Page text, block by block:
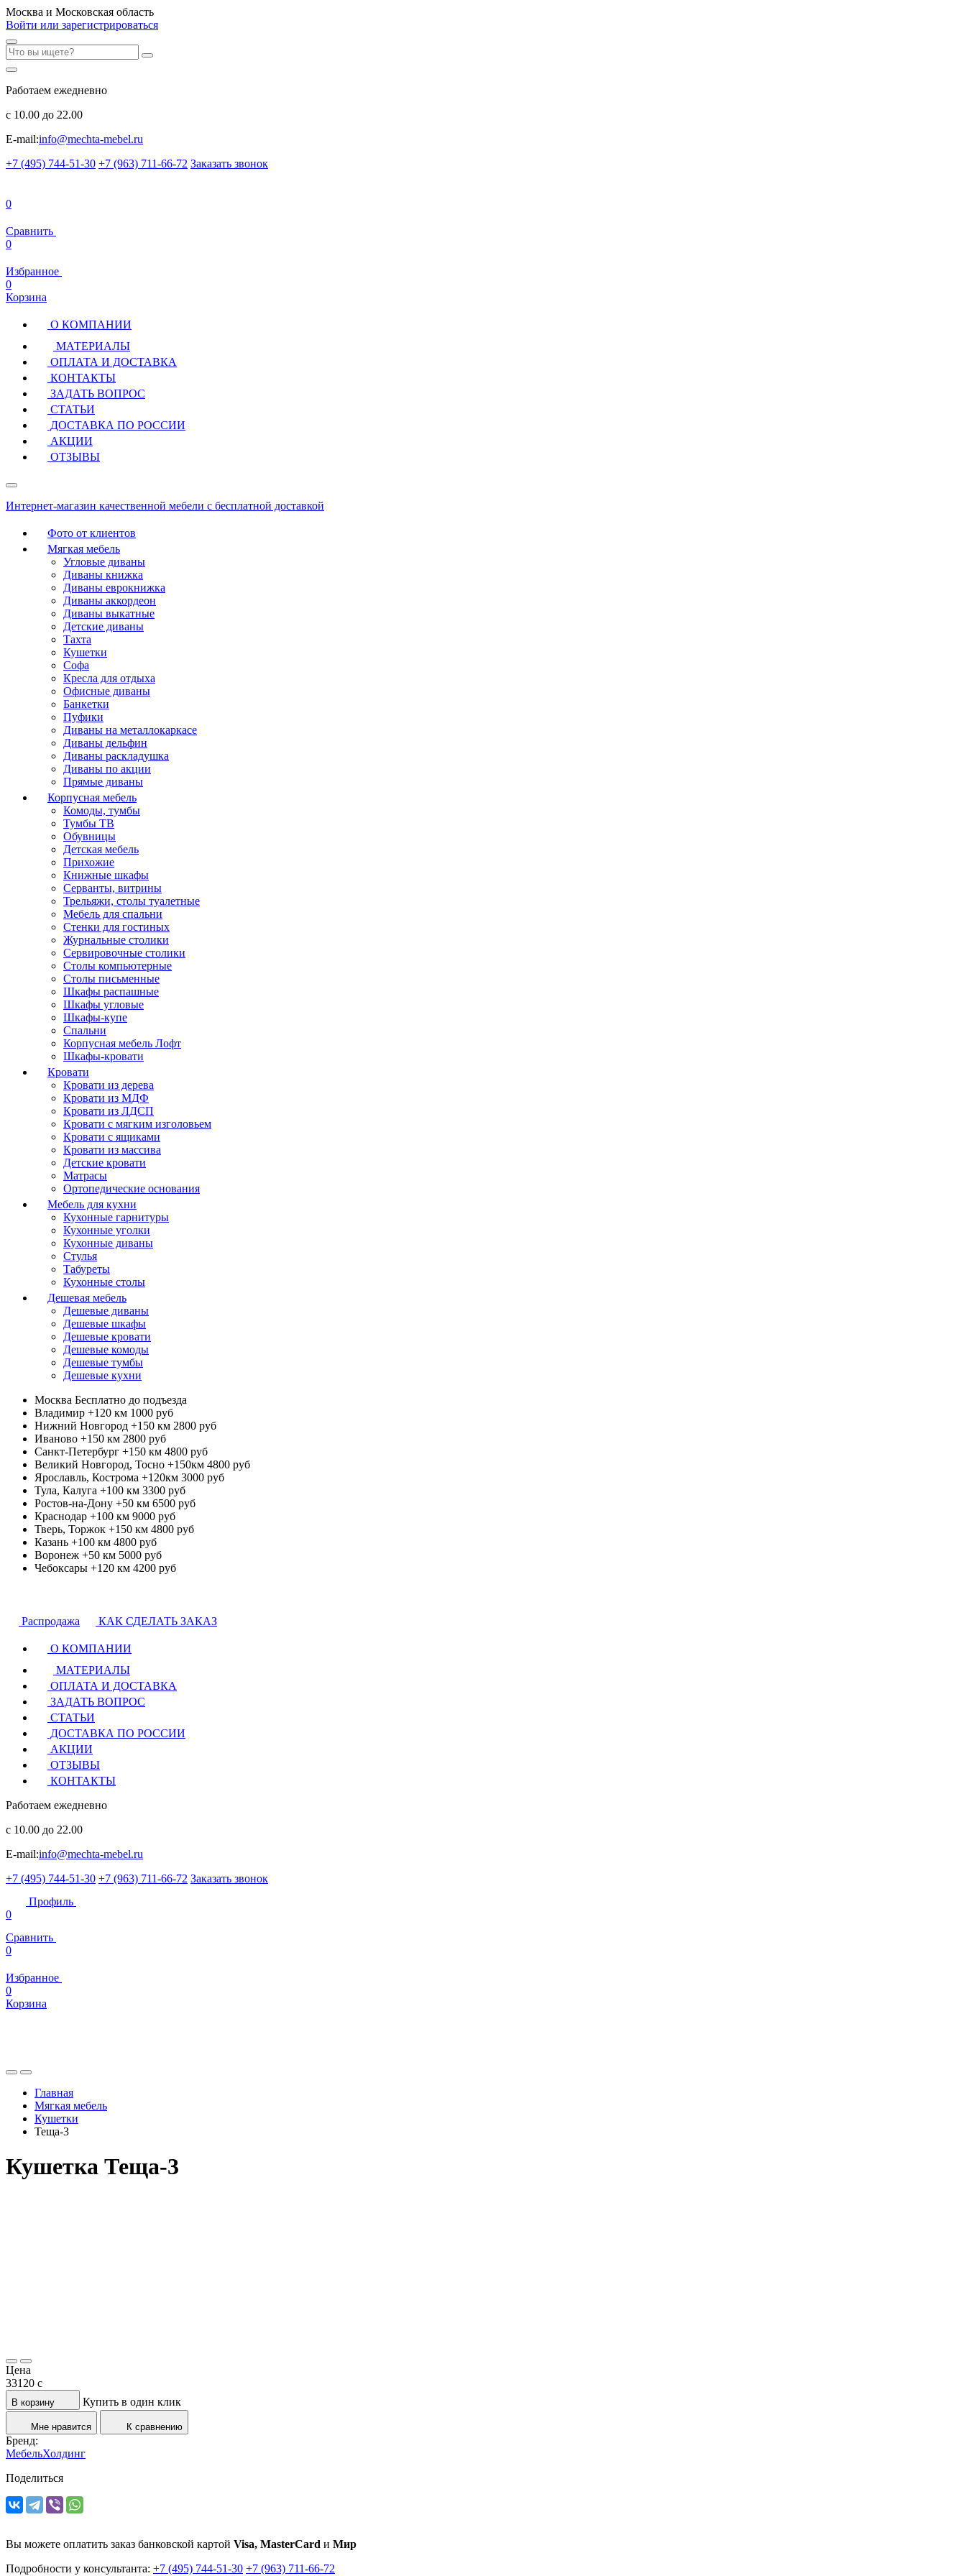
Москва и Московская область
Войти или зарегистрироваться
Работаем ежедневно
с 10.00 до 22.00
E-mail:info@mechta-mebel.ru
+7 (495) 744-51-30 +7 (963) 711-66-72 Заказать звонок
0
Сравнить
0
Избранное
0
Корзина
О КОМПАНИИ
МАТЕРИАЛЫ
ОПЛАТА И ДОСТАВКА
КОНТАКТЫ
ЗАДАТЬ ВОПРОС
СТАТЬИ
ДОСТАВКА ПО РОССИИ
АКЦИИ
ОТЗЫВЫ
Интернет-магазин качественной мебели с бесплатной доставкой
Фото от клиентов
Мягкая мебель
Угловые диваны
Диваны книжка
Диваны еврокнижка
Диваны аккордеон
Диваны выкатные
Детские диваны
Тахта
Кушетки
Софа
Кресла для отдыха
Офисные диваны
Банкетки
Пуфики
Диваны на металлокаркасе
Диваны дельфин
Диваны раскладушка
Диваны по акции
Прямые диваны
Корпусная мебель
Комоды, тумбы
Тумбы ТВ
Обувницы
Детская мебель
Прихожие
Книжные шкафы
Серванты, витрины
Трельяжи, столы туалетные
Мебель для спальни
Стенки для гостиных
Журнальные столики
Сервировочные столики
Столы компьютерные
Столы письменные
Шкафы распашные
Шкафы угловые
Шкафы-купе
Спальни
Корпусная мебель Лофт
Шкафы-кровати
Кровати
Кровати из дерева
Кровати из МДФ
Кровати из ЛДСП
Кровати с мягким изголовьем
Кровати с ящиками
Кровати из массива
Детские кровати
Матрасы
Ортопедические основания
Мебель для кухни
Кухонные гарнитуры
Кухонные уголки
Кухонные диваны
Стулья
Табуреты
Кухонные столы
Дешевая мебель
Дешевые диваны
Дешевые шкафы
Дешевые кровати
Дешевые комоды
Дешевые тумбы
Дешевые кухни
Москва Бесплатно до подъезда
Владимир +120 км 1000 руб
Нижний Новгород +150 км 2800 руб
Иваново +150 км 2800 руб
Санкт-Петербург +150 км 4800 руб
Великий Новгород, Тосно +150км 4800 руб
Ярославль, Кострома +120км 3000 руб
Тула, Калуга +100 км 3300 руб
Ростов-на-Дону +50 км 6500 руб
Краснодар +100 км 9000 руб
Тверь, Торжок +150 км 4800 руб
Казань +100 км 4800 руб
Воронеж +50 км 5000 руб
Чебоксары +120 км 4200 руб
Распродажа КАК СДЕЛАТЬ ЗАКАЗ
О КОМПАНИИ
МАТЕРИАЛЫ
ОПЛАТА И ДОСТАВКА
ЗАДАТЬ ВОПРОС
СТАТЬИ
ДОСТАВКА ПО РОССИИ
АКЦИИ
ОТЗЫВЫ
КОНТАКТЫ
Работаем ежедневно
с 10.00 до 22.00
E-mail:info@mechta-mebel.ru
+7 (495) 744-51-30 +7 (963) 711-66-72 Заказать звонок
Профиль
0
Сравнить
0
Избранное
0
Корзина
Главная
Мягкая мебель
Кушетки
Теща-3
Кушетка Теща-3
Цена
33120 c
В корзину Купить в один клик
Мне нравится К сравнению
Бренд:
МебельХолдинг
Поделиться
Вы можете оплатить заказ банковской картой Visa, MasterCard и Мир
Подробности у консультанта: +7 (495) 744-51-30 +7 (963) 711-66-72